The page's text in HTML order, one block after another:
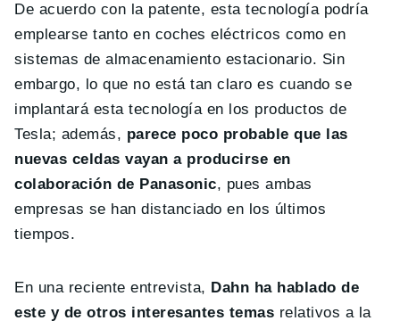
De acuerdo con la patente, esta tecnología podría
emplearse tanto en coches eléctricos como en
sistemas de almacenamiento estacionario. Sin
embargo, lo que no está tan claro es cuando se
implantará esta tecnología en los productos de
Tesla; además, parece poco probable que las
nuevas celdas vayan a producirse en
colaboración de Panasonic, pues ambas
empresas se han distanciado en los últimos
tiempos.
En una reciente entrevista, Dahn ha hablado de
este y de otros interesantes temas relativos a la